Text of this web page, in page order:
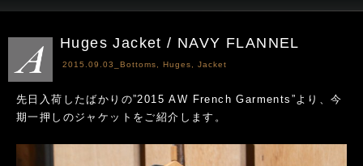
Huges Jacket / NAVY FLANNEL
2015.09.03_ Bottoms Huges Jacket
先日入荷したばかりの”2015 AW French Garments”より、今
期一押しのジャケットをご紹介します。